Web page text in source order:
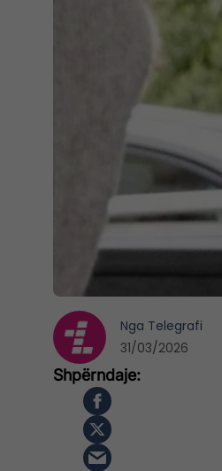
Nga Telegrafi
31/03/2026